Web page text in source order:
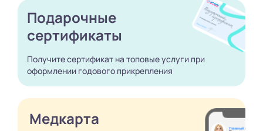
Подарочные
сертификаты
Получите сертификат на топовые услуги при
оформлении годового прикрепления
Медкарта